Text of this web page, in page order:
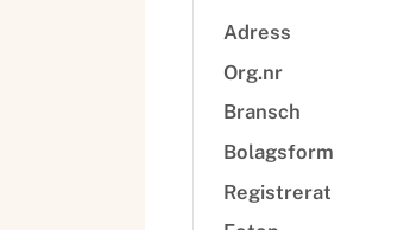
Adress
Org.nr
Bransch
Bolagsform
Registrerat